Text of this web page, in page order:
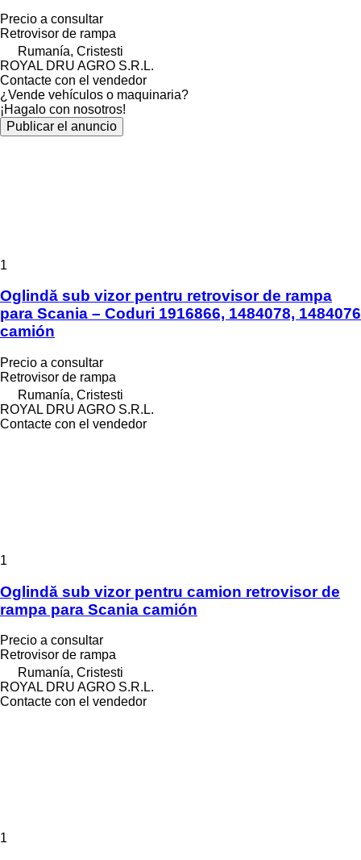
Precio a consultar
Retrovisor de rampa
Rumanía, Cristesti
ROYAL DRU AGRO S.R.L.
Contacte con el vendedor
¿Vende vehículos o maquinaria?
¡Hagalo con nosotros!
Publicar el anuncio
1
Oglindă sub vizor pentru retrovisor de rampa
para Scania – Coduri 1916866, 1484078, 1484076
camión
Precio a consultar
Retrovisor de rampa
Rumanía, Cristesti
ROYAL DRU AGRO S.R.L.
Contacte con el vendedor
1
Oglindă sub vizor pentru camion retrovisor de
rampa para Scania camión
Precio a consultar
Retrovisor de rampa
Rumanía, Cristesti
ROYAL DRU AGRO S.R.L.
Contacte con el vendedor
1